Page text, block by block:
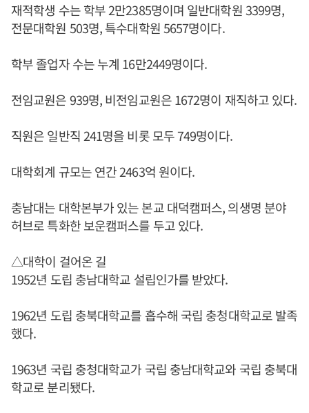
재적학생 수는 학부 2만2385명이며 일반대학원 3399명,
전문대학원 503명, 특수대학원 5657명이다.
학부 졸업자 수는 누계 16만2449명이다.
전임교원은 939명, 비전임교원은 1672명이 재직하고 있다.
직원은 일반직 241명을 비롯 모두 749명이다.
대학회계 규모는 연간 2463억 원이다.
충남대는 대학본부가 있는 본교 대덕캠퍼스, 의생명 분야
허브로 특화한 보운캠퍼스를 두고 있다.
△대학이 걸어온 길
1952년 도립 충남대학교 설립인가를 받았다.
1962년 도립 충북대학교를 흡수해 국립 충청대학교로 발족
했다.
1963년 국립 충청대학교가 국립 충남대학교와 국립 충북대
학교로 분리됐다.